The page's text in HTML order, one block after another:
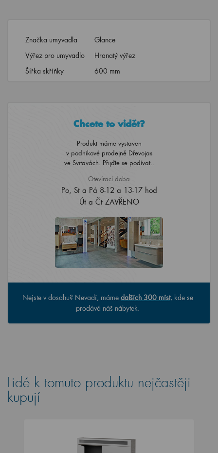
Značka umyvadla
Glance
Výřez pro umyvadlo
Hranatý výřez
Šířka skříňky
600 mm
Chcete to vidět?
Produkt máme vystaven
v podnikové prodejně Dřevojas
ve Svitavách. Přijďte se podívat..
Otevírací doba
Po, St a Pá 8-12 a 13-17 hod
Út a Čt ZAVŘENO
Nejste v dosahu? Nevadí, máme dalších 300 míst, kde se
prodává náš nábytek.
Lidé k tomuto produktu nejčastěji
kupují